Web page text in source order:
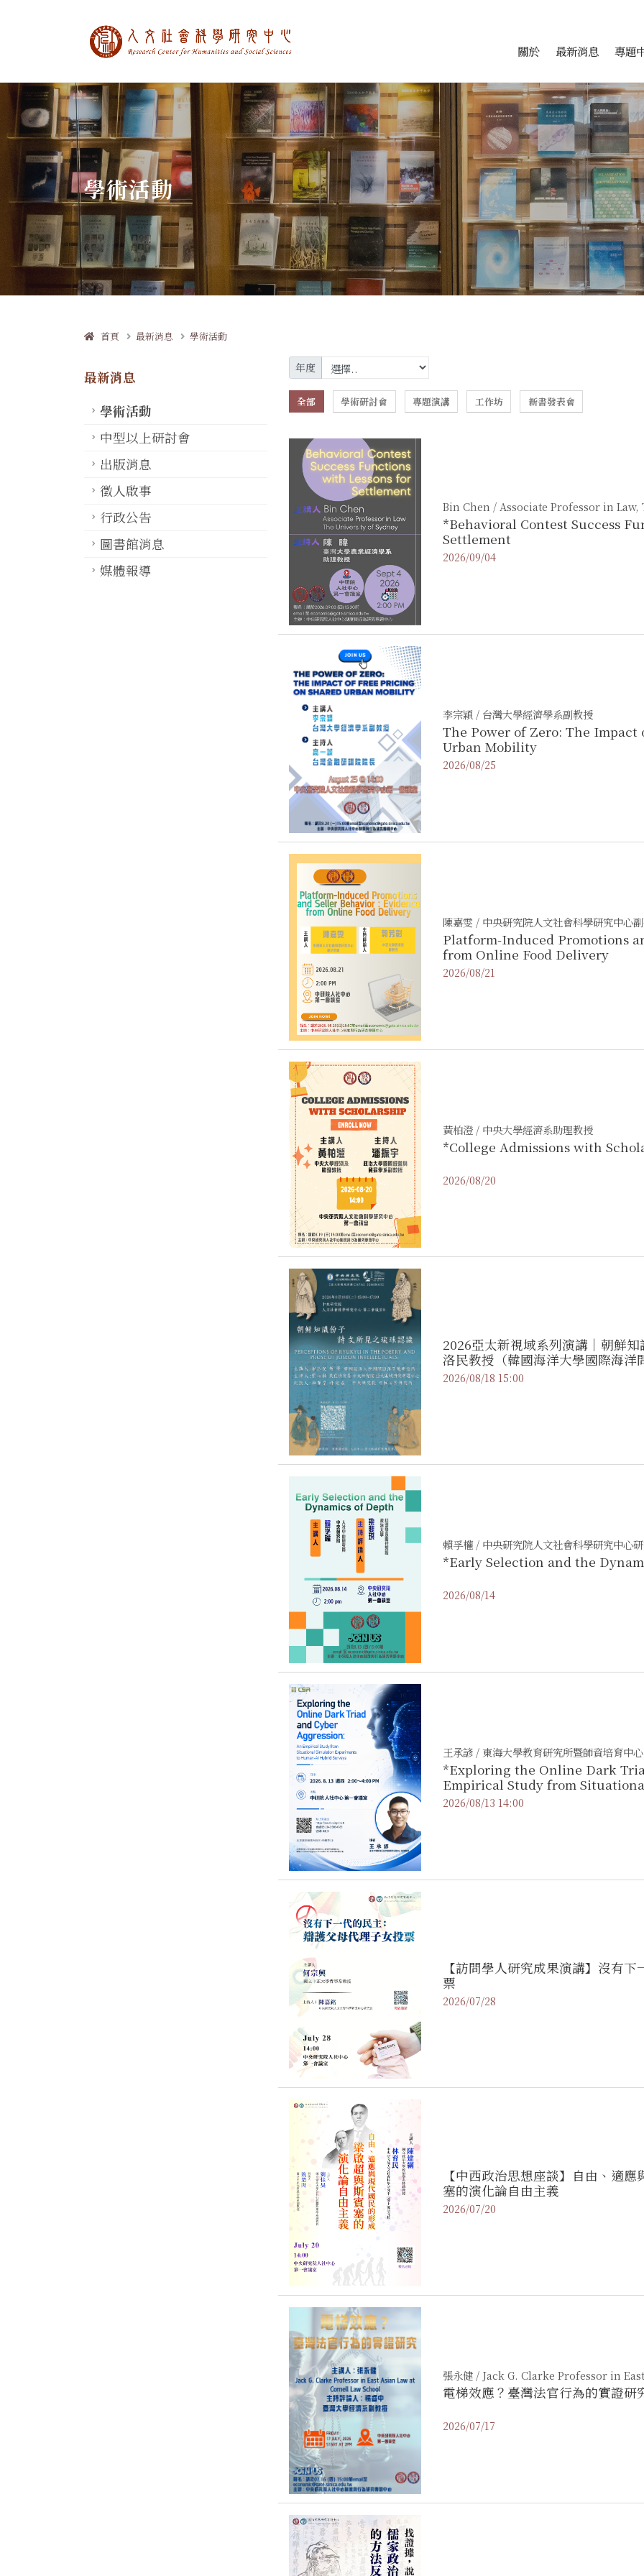
中央研究院人文社會科學研究中心 跳至中央區塊/Main
關於 最新消息 專題
學術活動
首頁 最新消息 學術活動
最新消息
學術活動
中型以上研討會
出版消息
徵人啟事
行政公告
圖書館消息
媒體報導
年度
全部 學術研討會 專題演講 工作坊 新書發表會
Bin Chen / Associate Professor in
*Behavioral Contest Success
Settlement
2026/09/04
李宗穎 / 台灣大學經濟學系副教授
The Power of Zero: The Impact
Urban Mobility
2026/08/25
陳嘉雯 / 中央研究院人文社會科學研究中心
Platform-Induced Promotions
from Online Food Delivery
2026/08/21
黃柏澄 / 中央大學經濟系助理教授
*College Admissions with
2026/08/20
2026亞太新視域系列演講｜朝鮮
洛民教授（韓國海洋大學國際海洋
2026/08/18 15:00
賴孚權 / 中央研究院人文社會科學研究中心
*Early Selection and the
2026/08/14
王承諺 / 東海大學教育研究所暨師資培育中
*Exploring the Online Dark
Empirical Study from
Human-AI Hybrid Surveys
2026/08/13 14:00
【訪問學人研究成果演講】沒有
票
2026/07/28
【中西政治思想座談】自由、適
塞的演化論自由主義
2026/07/20
張永健 / Jack G. Clarke Professor in
電梯效應？臺灣法官行為的實證研
2026/07/17